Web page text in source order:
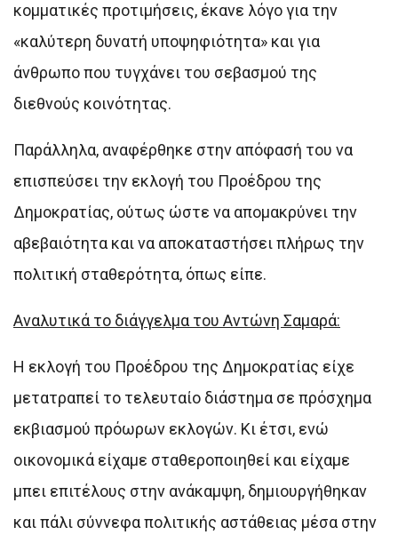
κομματικές προτιμήσεις, έκανε λόγο για την
«καλύτερη δυνατή υποψηφιότητα» και για
άνθρωπο που τυγχάνει του σεβασμού της
διεθνούς κοινότητας.
Παράλληλα, αναφέρθηκε στην απόφασή του να
επισπεύσει την εκλογή του Προέδρου της
Δημοκρατίας, ούτως ώστε να απομακρύνει την
αβεβαιότητα και να αποκαταστήσει πλήρως την
πολιτική σταθερότητα, όπως είπε.
Αναλυτικά το διάγγελμα του Αντώνη Σαμαρά:
Η εκλογή του Προέδρου της Δημοκρατίας είχε
μετατραπεί το τελευταίο διάστημα σε πρόσχημα
εκβιασμού πρόωρων εκλογών. Κι έτσι, ενώ
οικονομικά είχαμε σταθεροποιηθεί και είχαμε
μπει επιτέλους στην ανάκαμψη, δημιουργήθηκαν
και πάλι σύννεφα πολιτικής αστάθειας μέσα στην